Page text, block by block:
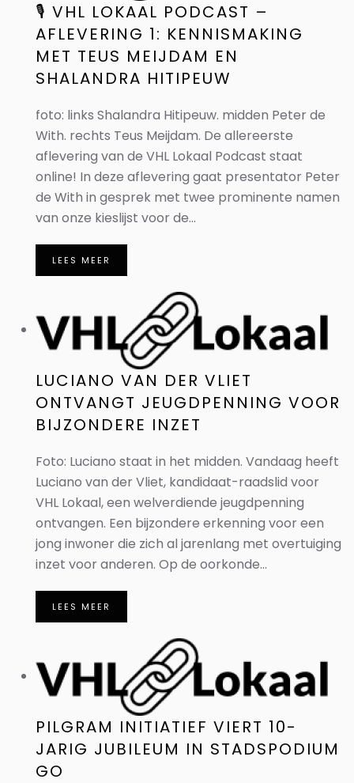
🎙️ VHL LOKAAL PODCAST –
AFLEVERING 1: KENNISMAKING
MET TEUS MEIJDAM EN
SHALANDRA HITIPEUW
foto: links Shalandra Hitipeuw. midden Peter de
With. rechts Teus Meijdam. De allereerste
aflevering van de VHL Lokaal Podcast staat
online! In deze aflevering gaat presentator Peter
de With in gesprek met twee prominente namen
van onze kieslijst voor de...
LEES MEER
LUCIANO VAN DER VLIET
ONTVANGT JEUGDPENNING VOOR
BIJZONDERE INZET
Foto: Luciano staat in het midden. Vandaag heeft
Luciano van der Vliet, kandidaat-raadslid voor
VHL Lokaal, een welverdiende jeugdpenning
ontvangen. Een bijzondere erkenning voor een
jong inwoner die zich al jarenlang met overtuiging
inzet voor anderen. Op de oorkonde...
LEES MEER
PILGRAM INITIATIEF VIERT 10-
JARIG JUBILEUM IN STADSPODIUM
GO